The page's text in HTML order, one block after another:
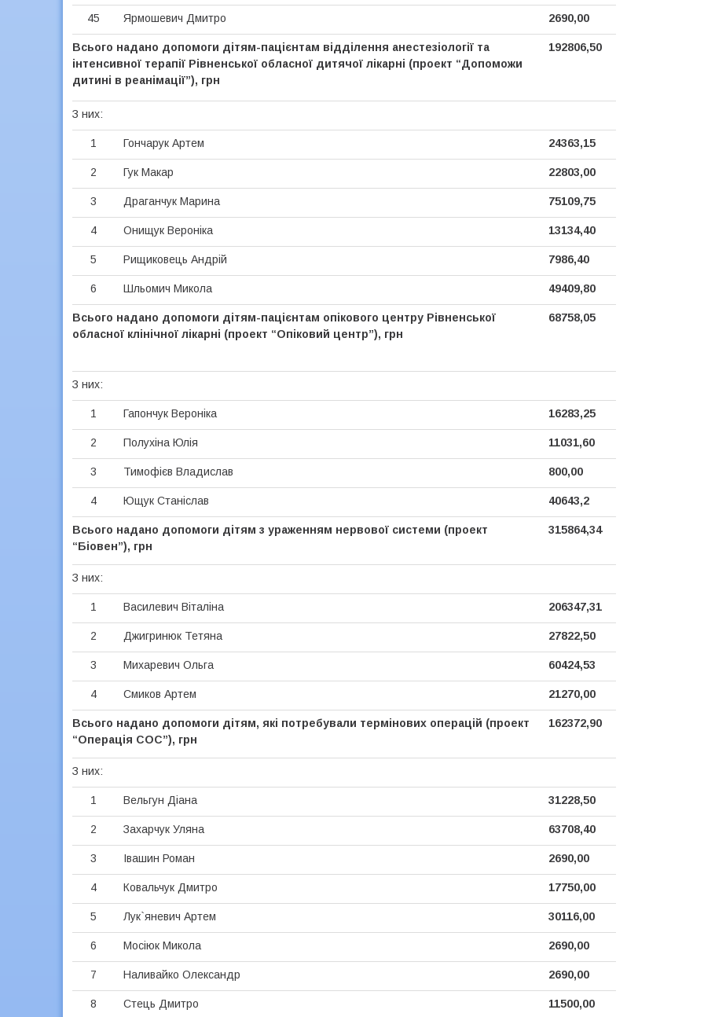
45 Ярмошевич Дмитро 2690,00
Всього надано допомоги дітям-пацієнтам відділення анестезіології та
інтенсивної терапії Рівненської обласної дитячої лікарні (проект “Допоможи
дитині в реанімації”), грн
192806,50
З них:
1 Гончарук Артем 24363,15
2 Гук Макар 22803,00
3 Драганчук Марина 75109,75
4 Онищук Вероніка 13134,40
5 Рищиковець Андрій 7986,40
6 Шльомич Микола 49409,80
Всього надано допомоги дітям-пацієнтам опікового центру Рівненської
обласної клінічної лікарні (проект “Опіковий центр”), грн
68758,05
З них:
1 Гапончук Вероніка 16283,25
2 Полухіна Юлія 11031,60
3 Тимофієв Владислав 800,00
4 Ющук Станіслав 40643,2
Всього надано допомоги дітям з ураженням нервової системи (проект
“Біовен”), грн
315864,34
З них:
1 Василевич Віталіна 206347,31
2 Джигринюк Тетяна 27822,50
3 Михаревич Ольга 60424,53
4 Смиков Артем 21270,00
Всього надано допомоги дітям, які потребували термінових операцій (проект
“Операція СОС”), грн
162372,90
З них:
1 Вельгун Діана 31228,50
2 Захарчук Уляна 63708,40
3 Івашин Роман 2690,00
4 Ковальчук Дмитро 17750,00
5 Лук`яневич Артем 30116,00
6 Мосіюк Микола 2690,00
7 Наливайко Олександр 2690,00
8 Стець Дмитро 11500,00